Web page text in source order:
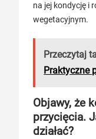
na jej kondycję i
wegetacyjnym.
Przeczytaj
Praktyczne
Objawy, że
przycięcia.
działać?